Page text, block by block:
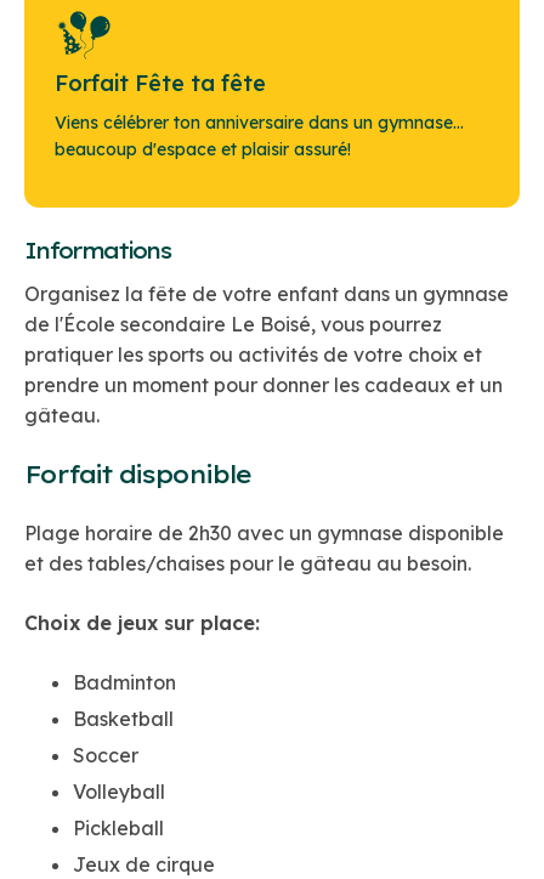
Forfait Fête ta fête
Viens célébrer ton anniversaire dans un gymnase...
beaucoup d'espace et plaisir assuré!
Informations
Organisez la fête de votre enfant dans un gymnase
de l'École secondaire Le Boisé, vous pourrez
pratiquer les sports ou activités de votre choix et
prendre un moment pour donner les cadeaux et un
gâteau.
Forfait disponible
Plage horaire de 2h30 avec un gymnase disponible
et des tables/chaises pour le gâteau au besoin.
Choix de jeux sur place:
Badminton
Basketball
Soccer
Volleyball
Pickleball
Jeux de cirque